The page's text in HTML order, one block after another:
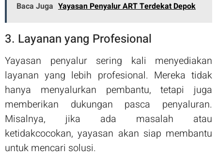
Baca Juga Yayasan Penyalur ART Terdekat Depok
3. Layanan yang Profesional
Yayasan penyalur sering kali menyediakan
layanan yang lebih profesional. Mereka tidak
hanya menyalurkan pembantu, tetapi juga
memberikan dukungan pasca penyaluran.
Misalnya, jika ada masalah atau
ketidakcocokan, yayasan akan siap membantu
untuk mencari solusi.